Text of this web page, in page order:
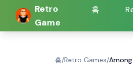
Retro
Game
홈
홈/Retro Games/Among